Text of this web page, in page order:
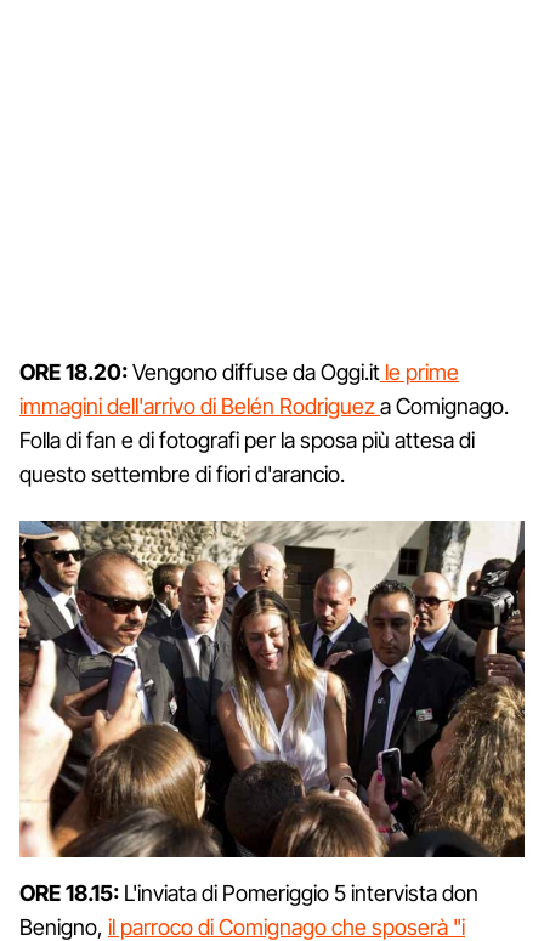
ORE 18.20:Vengono diffuse da Oggi.it le prime
immagini dell'arrivo di Belén Rodrigueza Comignago.
Folla di fan e di fotografi per la sposa più attesa di
questo settembre di fiori d'arancio.
ORE 18.15: L'inviata di Pomeriggio 5 intervista don
Benigno, il parroco di Comignago che sposerà "i